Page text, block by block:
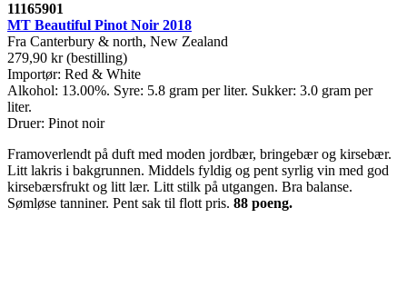
11165901
MT Beautiful Pinot Noir 2018
Fra Canterbury & north, New Zealand
279,90 kr (bestilling)
Importør: Red & White
Alkohol: 13.00%. Syre: 5.8 gram per liter. Sukker: 3.0 gram per
liter.
Druer: Pinot noir
Framoverlendt på duft med moden jordbær, bringebær og kirsebær.
Litt lakris i bakgrunnen. Middels fyldig og pent syrlig vin med god
kirsebærsfrukt og litt lær. Litt stilk på utgangen. Bra balanse.
Sømløse tanniner. Pent sak til flott pris. 88 poeng.